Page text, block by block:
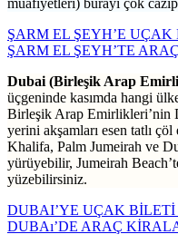
muafiyetleri) burayı çok cazip
ŞARM EL ŞEYH’E
ŞARM EL ŞEYH’TE
Dubai (Birleşik Arap
üçgeninde kasımda hangi
Birleşik Arap Emirlikleri’nin
yerini akşamları esen tatlı
Khalifa, Palm Jumeirah ve
yürüyebilir, Jumeirah
yüzebilirsiniz.
DUBAI’YE UÇAK
DUBAı’DE ARAÇ